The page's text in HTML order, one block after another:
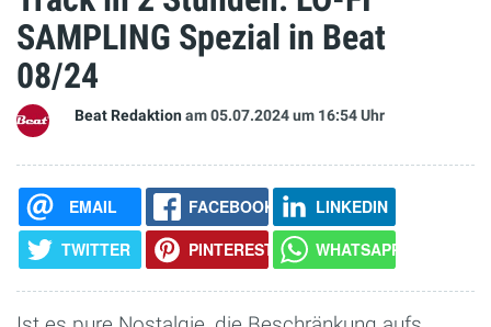
SAMPLING Spezial in Beat
08/24
Beat Redaktionam 05.07.2024um 16:54 Uhr
EMAIL FACEBOOK
LINKEDIN
TWITTER
PINTEREST WHATSAPP